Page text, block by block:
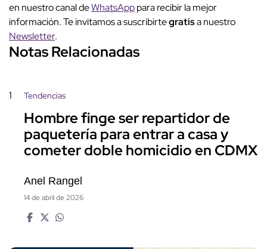
en nuestro canal deWhatsApppara recibir la mejor
información. Te invitamos a suscribirtegratisa nuestro
Newsletter.
Notas Relacionadas
1 Tendencias
Hombre finge ser repartidor de
paquetería para entrar a casa y
cometer doble homicidio en CDMX
Anel Rangel
14 de abril de 2026